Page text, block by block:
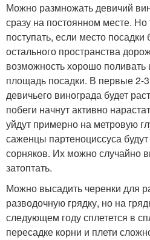
Можно размножать девичий
сразу на постоянном месте.
поступать, если место посадки
остального пространства
возможность хорошо
площадь посадки. В первые 2-
девичьего винограда будет
побеги начнут активно
уйдут примерно на метровую
саженцы партеноциссуса
сорняков. Их можно случайно
затоптать.
Можно высадить черенки для
разводочную грядку, но на
следующем году сплетется в
пересадке корни и плети